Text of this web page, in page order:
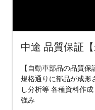
中途 品質保証
【自動車部品の品質
規格通りに部品が成形
し分析等 各種資料作
強み